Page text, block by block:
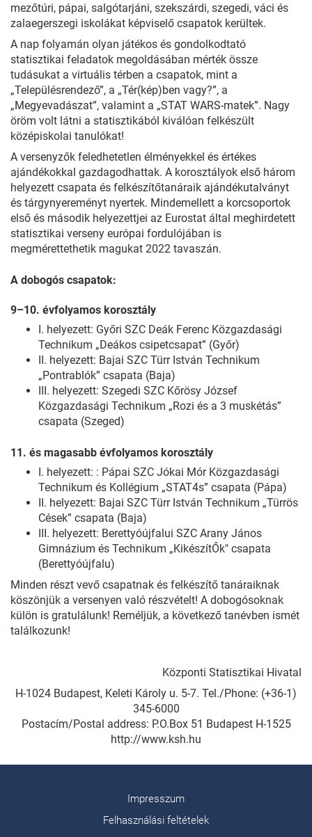
mezőtúri, pápai, salgótarjáni, szekszárdi, szegedi, váci és
zalaegerszegi iskolákat képviselő csapatok kerültek.
A nap folyamán olyan játékos és gondolkodtató
statisztikai feladatok megoldásában mérték össze
tudásukat a virtuális térben a csapatok, mint a
„Településrendező”, a „Tér(kép)ben vagy?”, a
„Megyevadászat”, valamint a „STAT WARS-matek”. Nagy
öröm volt látni a statisztikából kiválóan felkészült
középiskolai tanulókat!
A versenyzők feledhetetlen élményekkel és értékes
ajándékokkal gazdagodhattak. A korosztályok első három
helyezett csapata és felkészítőtanáraik ajándékutalványt
és tárgynyereményt nyertek. Mindemellett a korcsoportok
első és második helyezettjei az Eurostat által meghirdetett
statisztikai verseny európai fordulójában is
megmérettethetik magukat 2022 tavaszán.
A dobogós csapatok:
9–10. évfolyamos korosztály
I. helyezett: Győri SZC Deák Ferenc Közgazdasági
Technikum „Deákos csipetcsapat” (Győr)
II. helyezett: Bajai SZC Türr István Technikum
„Pontrablók” csapata (Baja)
III. helyezett: Szegedi SZC Kőrösy József
Közgazdasági Technikum „Rozi és a 3 muskétás”
csapata (Szeged)
11. és magasabb évfolyamos korosztály
I. helyezett: : Pápai SZC Jókai Mór Közgazdasági
Technikum és Kollégium „STAT4s” csapata (Pápa)
II. helyezett: Bajai SZC Türr István Technikum „Türrös
Cések” csapata (Baja)
III. helyezett: Berettyóújfalui SZC Arany János
Gimnázium és Technikum „KikészítŐk" csapata
(Berettyóújfalu)
Minden részt vevő csapatnak és felkészítő tanáraiknak
köszönjük a versenyen való részvételt! A dobogósoknak
külön is gratulálunk! Reméljük, a következő tanévben ismét
találkozunk!
Központi Statisztikai Hivatal
H-1024 Budapest, Keleti Károly u. 5-7. Tel./Phone: (+36-1)
345-6000
Postacím/Postal address: P.O.Box 51 Budapest H-1525
http://www.ksh.hu
Impresszum
Felhasználási feltételek